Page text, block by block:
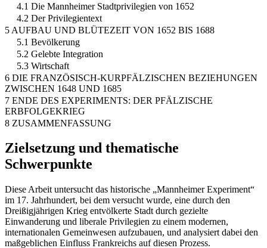
4.1 Die Mannheimer Stadtprivilegien von 1652
4.2 Der Privilegientext
5 AUFBAU UND BLÜTEZEIT VON 1652 BIS 1688
5.1 Bevölkerung
5.2 Gelebte Integration
5.3 Wirtschaft
6 DIE FRANZÖSISCH-KURPFÄLZISCHEN BEZIEHUNGEN
ZWISCHEN 1648 UND 1685
7 ENDE DES EXPERIMENTS: DER PFÄLZISCHE
ERBFOLGEKRIEG
8 ZUSAMMENFASSUNG
Zielsetzung und thematische
Schwerpunkte
Diese Arbeit untersucht das historische „Mannheimer Experiment“
im 17. Jahrhundert, bei dem versucht wurde, eine durch den
Dreißigjährigen Krieg entvölkerte Stadt durch gezielte
Einwanderung und liberale Privilegien zu einem modernen,
internationalen Gemeinwesen aufzubauen, und analysiert dabei den
maßgeblichen Einfluss Frankreichs auf diesen Prozess.